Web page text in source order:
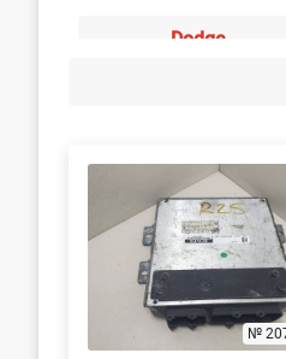
Dodge
Jaguar
Lancia
Mazda
№